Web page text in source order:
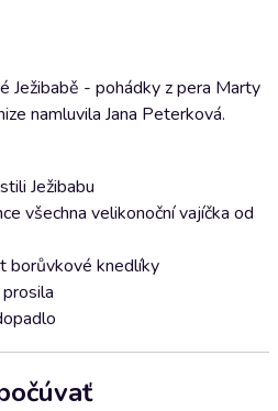
Ježibabě - pohádky z pera Marty
namluvila Jana Peterková.
Ježibabu
všechna velikonoční vajíčka od
borůvkové knedlíky